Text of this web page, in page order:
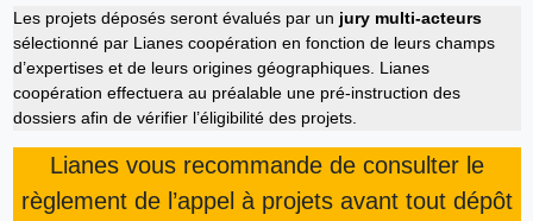
Les projets déposés seront évalués par un jury multi-acteurs
sélectionné par Lianes coopération en fonction de leurs champs
d’expertises et de leurs origines géographiques. Lianes
coopération effectuera au préalable une pré-instruction des
dossiers afin de vérifier l’éligibilité des projets.
Lianes vous recommande de consulter le
règlement de l’appel à projets avant tout dépôt